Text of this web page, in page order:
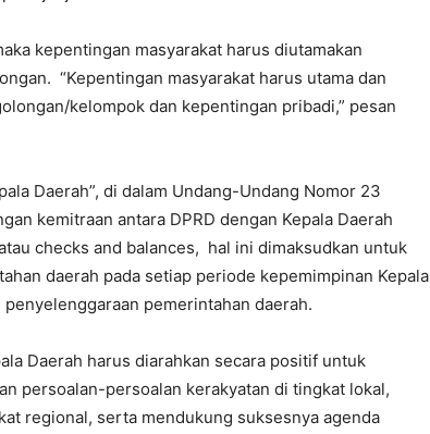
kepentingan masyarakat harus diutamakan
“Kepentingan masyarakat harus utama dan
kelompok dan kepentingan pribadi,” pesan
Daerah”, di dalam Undang-Undang Nomor 23
kemitraan antara DPRD dengan Kepala Daerah
checks and balances, hal ini dimaksudkan untuk
daerah pada setiap periode kepemimpinan Kepala
pemerintahan daerah.
Daerah harus diarahkan secara positif untuk
persoalan-persoalan kerakyatan di tingkat lokal,
regional, serta mendukung suksesnya agenda